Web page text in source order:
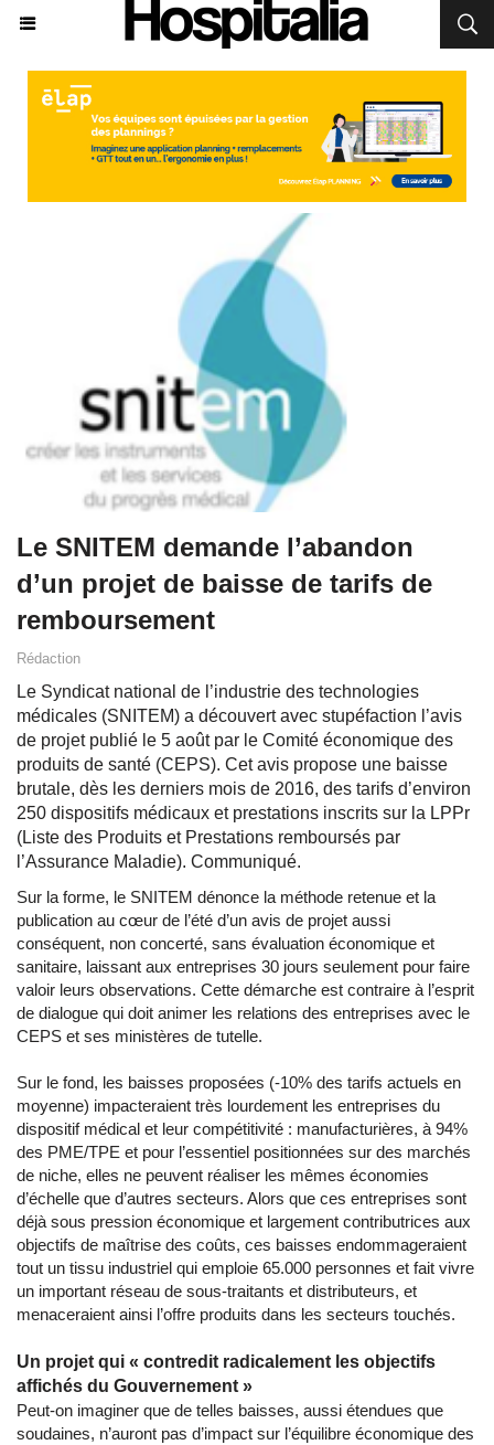
Le SNITEM demande l’abandon
d’un projet de baisse de tarifs de
remboursement
Rédaction
Le Syndicat national de l’industrie des technologies
médicales (SNITEM) a découvert avec stupéfaction l’avis
de projet publié le 5 août par le Comité économique des
produits de santé (CEPS). Cet avis propose une baisse
brutale, dès les derniers mois de 2016, des tarifs d’environ
250 dispositifs médicaux et prestations inscrits sur la LPPr
(Liste des Produits et Prestations remboursés par
l’Assurance Maladie). Communiqué.
Sur la forme, le SNITEM dénonce la méthode retenue et la
publication au cœur de l’été d’un avis de projet aussi
conséquent, non concerté, sans évaluation économique et
sanitaire, laissant aux entreprises 30 jours seulement pour faire
valoir leurs observations. Cette démarche est contraire à l’esprit
de dialogue qui doit animer les relations des entreprises avec le
CEPS et ses ministères de tutelle.
Sur le fond, les baisses proposées (-10% des tarifs actuels en
moyenne) impacteraient très lourdement les entreprises du
dispositif médical et leur compétitivité : manufacturières, à 94%
des PME/TPE et pour l’essentiel positionnées sur des marchés
de niche, elles ne peuvent réaliser les mêmes économies
d’échelle que d’autres secteurs. Alors que ces entreprises sont
déjà sous pression économique et largement contributrices aux
objectifs de maîtrise des coûts, ces baisses endommageraient
tout un tissu industriel qui emploie 65.000 personnes et fait vivre
un important réseau de sous-traitants et distributeurs, et
menaceraient ainsi l’offre produits dans les secteurs touchés.
Un projet qui « contredit radicalement les objectifs
affichés du Gouvernement »
Peut-on imaginer que de telles baisses, aussi étendues que
soudaines, n’auront pas d’impact sur l’équilibre économique des